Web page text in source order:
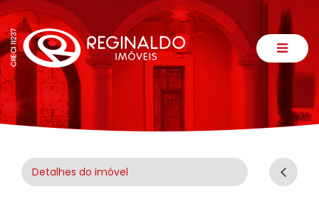
Detalhes do imóvel